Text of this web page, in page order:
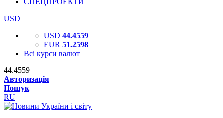
СПЕЦПРОЕКТИ
USD
USD 44.4559
EUR 51.2598
Всі курси валют
44.4559
Авторизація
Пошук
RU